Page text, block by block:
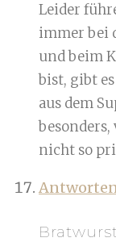
Leider
immer bei
und beim
bist, gibt
aus dem
nicht so